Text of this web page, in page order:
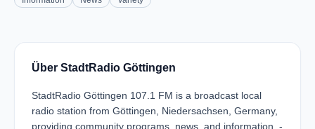
Über StadtRadio Göttingen
StadtRadio Göttingen 107.1 FM is a broadcast local
radio station from Göttingen, Niedersachsen, Germany,
providing community programs, news, and information. -